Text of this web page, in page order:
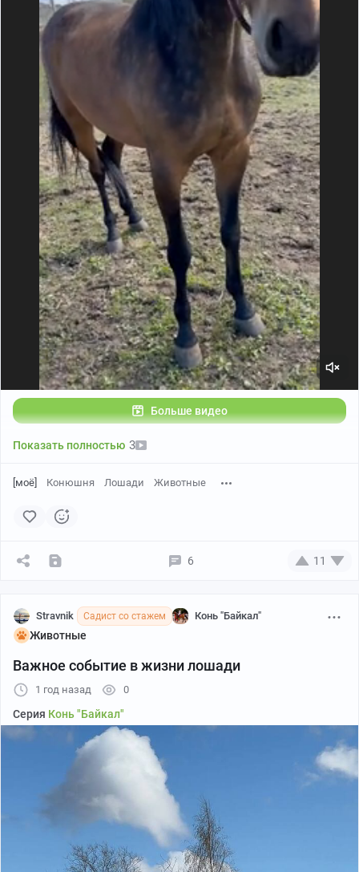
Больше видео
Показать полностью 3
[моё] Конюшня Лошади Животные
6 11
Stravnik Садист со стажем Конь "Байкал"
Животные
Важное событие в жизни лошади
1 год назад 0
Серия Конь "Байкал"